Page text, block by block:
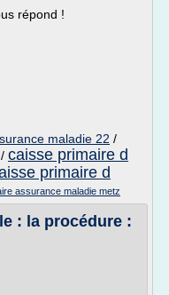
répond !
maladie 22 /
/ caisse primaire d
primaire d
assurance maladie metz
: la procédure :